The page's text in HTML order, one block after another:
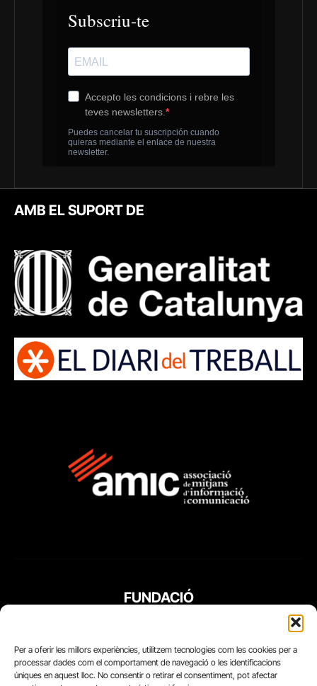
Per a oferir les millors experiències, utilitzem tecnologies com les cookies per a
processar dades com el comportament de navegació o les identificacions
úniques en aquest lloc. No consentir o retirar el consentiment, pot afectar
AMB EL SUPORT DE
FUNDACIÓ